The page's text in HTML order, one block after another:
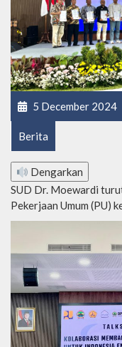
5 December 2024
Berita
Dengarkan
SUD Dr. Moewardi
Pekerjaan Umum (PU)